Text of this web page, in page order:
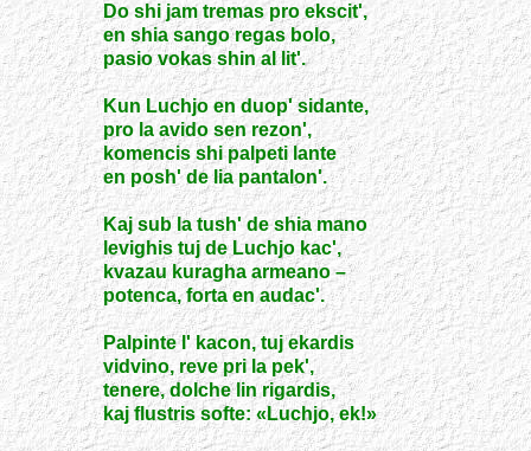
Do shi jam tremas pro ekscit',
en shia sango regas bolo,
pasio vokas shin al lit'.
Kun Luchjo en duop' sidante,
pro la avido sen rezon',
komencis shi palpeti lante
en posh' de lia pantalon'.
Kaj sub la tush' de shia mano
levighis tuj de Luchjo kac',
kvazau kuragha armeano –
potenca, forta en audac'.
Palpinte l' kacon, tuj ekardis
vidvino, reve pri la pek',
tenere, dolche lin rigardis,
kaj flustris softe: «Luchjo, ek!»